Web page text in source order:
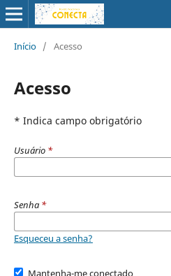
Início / Acesso
Acesso
* Indica campo obrigatório
Usuário *
Senha *
Esqueceu a senha?
Mantenha-me conectado